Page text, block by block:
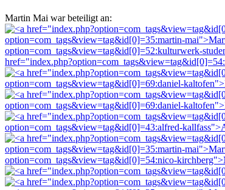
Martin Mai war beteiligt an: